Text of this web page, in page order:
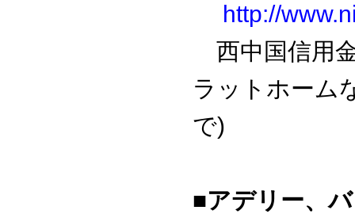
http://
西中国信用
ラットホーム
で)
■アデリー、